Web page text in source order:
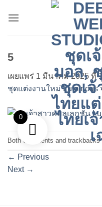
5
เผยแพร่ 1 มีนาคม 2025 ที่
ชุดแต่งงานใหม่
Both comments and trackbacks
← Previous
Next →
0